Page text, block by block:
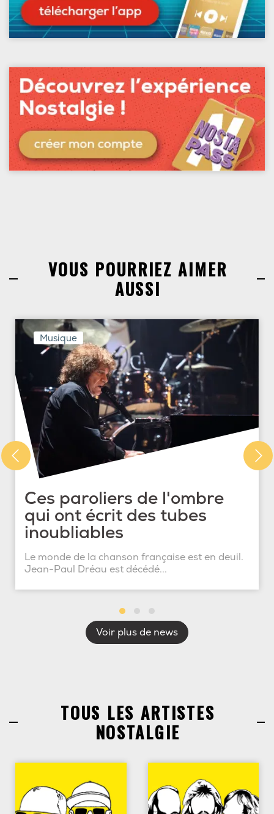
VOUS POURRIEZ AIMER
AUSSI
Musique
Ces paroliers de l'ombre
qui ont écrit des tubes
inoubliables
Le monde de la chanson française est en deuil.
Jean-Paul Dréau est décédé...
Voir plus de news
TOUS LES ARTISTES
NOSTALGIE